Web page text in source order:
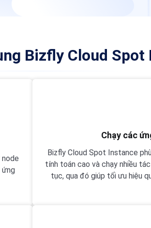
Bizfly Cloud
ứng
Chạy các
Bizfly Cloud Spot Instance
tính toán cao và chạy nhiều
tục, qua đó giúp tối ưu hiệu